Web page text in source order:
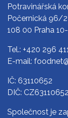
Potravinářská
Počernická 96/
108 00 Praha
Tel.: +420 296
E-mail:
IČ: 63110652
DIČ: CZ63110652
Společnost je